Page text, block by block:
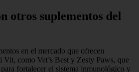
otros suplementos del
en el mercado que ofrecen
Vit, como Vet’s Best y Zesty Paws, que
fortalecer el sistema inmunológico y